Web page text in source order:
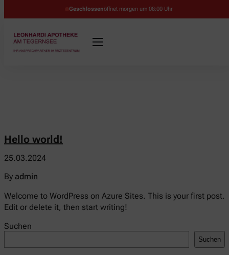
Geschlossenöffnet morgen um 08:00 Uhr
Hello world!
25.03.2024
By admin
Welcome to WordPress on Azure Sites. This is your first post.
Edit or delete it, then start writing!
Suchen
Suchen